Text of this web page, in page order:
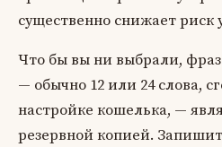
существенно снижает риск
Что бы вы ни выбрали,
— обычно 12 или 24 слова,
настройке кошелька, —
резервной копией.